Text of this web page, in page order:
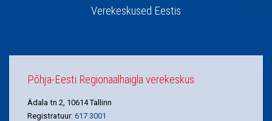
Verekeskused Eestis
Põhja-Eesti Regionaalhaigla verekeskus
Ädala tn 2, 10614 Tallinn
Registratuur: 617 3001